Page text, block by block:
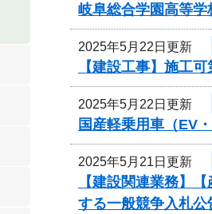
岐阜総合学園高等
2025年5月22日更新
【建設工事】施工
2025年5月22日更新
国産軽乗用車（EV
2025年5月21日更新
【建設関連業務】
する一般競争入札公